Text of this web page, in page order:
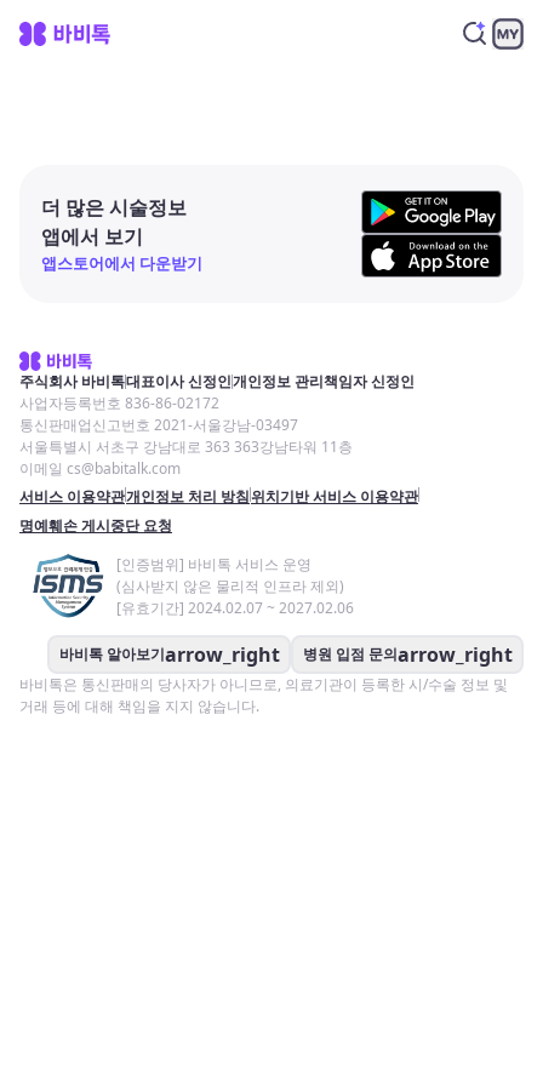
더 많은 시술정보
앱에서 보기
앱스토어에서 다운받기
주식회사 바비톡대표이사 신정인개인정보 관리책임자 신정인
사업자등록번호 836-86-02172
통신판매업신고번호 2021-서울강남-03497
서울특별시 서초구 강남대로 363 363강남타워 11층
이메일 cs@babitalk.com
서비스 이용약관개인정보 처리 방침위치기반 서비스 이용약관
명예훼손 게시중단 요청
[인증범위] 바비톡 서비스 운영
(심사받지 않은 물리적 인프라 제외)
[유효기간] 2024.02.07 ~ 2027.02.06
바비톡 알아보기arrow_right 병원 입점 문의arrow_right
바비톡은 통신판매의 당사자가 아니므로, 의료기관이 등록한 시/수술 정보 및
거래 등에 대해 책임을 지지 않습니다.